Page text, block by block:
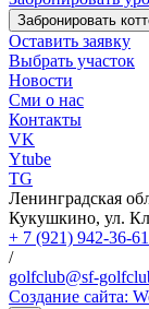
Забронировать
Оставить заявку
Выбрать участок
Новости
Сми о нас
Контакты
VK
Ytube
TG
Ленинградская
Кукушкино, ул.
+ 7 (921) 942-36-61
/
golfclub@sf-
Создание сайта: